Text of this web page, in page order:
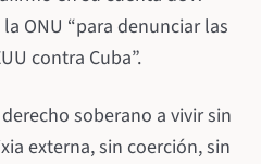
ONU “para denunciar las
contra Cuba”.
soberano a vivir sin
externa, sin coerción, sin